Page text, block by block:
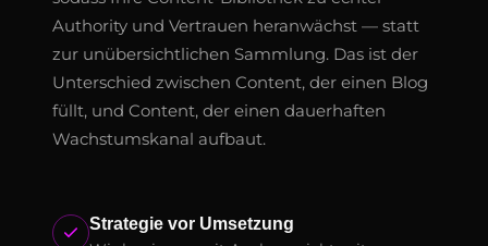
Authority und Vertrauen heranwächst — statt
zur unübersichtlichen Sammlung. Das ist der
Unterschied zwischen Content, der einen Blog
füllt, und Content, der einen dauerhaften
Wachstumskanal aufbaut.
Strategie vor Umsetzung